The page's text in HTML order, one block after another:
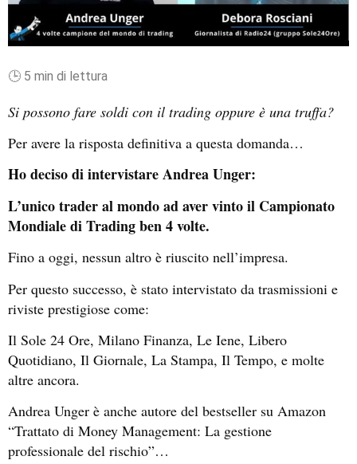
🕒 5 min di lettura
Si possono fare soldi con il trading oppure è una truffa?
Per avere la risposta definitiva a questa domanda…
Ho deciso di intervistare Andrea Unger:
L’unico trader al mondo ad aver vinto il Campionato
Mondiale di Trading ben 4 volte.
Fino a oggi, nessun altro è riuscito nell’impresa.
Per questo successo, è stato intervistato da trasmissioni e
riviste prestigiose come:
Il Sole 24 Ore, Milano Finanza, Le Iene, Libero
Quotidiano, Il Giornale, La Stampa, Il Tempo, e molte
altre ancora.
Andrea Unger è anche autore del bestseller su Amazon
“Trattato di Money Management: La gestione
professionale del rischio”…